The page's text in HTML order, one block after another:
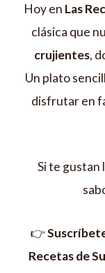
Hoy en Las
clásica que
crujientes,
Un plato
disfrutar en
Si te gustan
👉Suscríbete
Recetas de